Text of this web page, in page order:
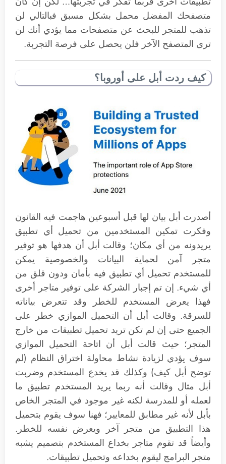
متصفحك المفضل محمل بشكل مسبق فبالتالي لن
تذهب للمتجر للبحث عن متصفحات مما يؤدي أنك لن
ترى المتصفح الآخر فلن يحصل على فرصة التجربة.
كيف ردت أبل على أوروبا؟
أصدرت أبل بيان لها قبل أسبوعين هاجمت فيه القانون
وفكرت تمكين المستخدمين من تحميل أي تطبيق
يريدونه من أي مكان؛ وقالت أبل أن هدفها هو توفير
متجر آمن لحماية البيانات والخصوصية يمكن
للمستخدم تحميل أي تطبيق فيه بأمان ودون قلق من
أي شيء. إن تم إجبار الشركة على توفير متاجر أخرى
فهذا يعرض المستخدم للخطر وقد تتعرض بياناته
للسرقة. وقالت أبل أن التحميل الموازي خطر على
الجميع حتى إن لم تكن تريد تحميل تطبيقات من خارج
المتجر؛ حيث قالت أبل أن اتاحة التحميل الموازي
سوف يؤدي لزيادة نشاط محاولة اختراق النظام (لم
توضح أبل كيف) وكذلك قد يخدع المستخدم وضربت
أبل مثال وقالت أنه ربما يريد المستخدم تطبيق ما
لعمله أو للمدرسة لكنه غير موجود في المتجر الخاص
بأبل لأنه غير مطابق للمعايير؛ فهنا سوف يقوم بتحميل
هذا التطبيق من متجر آخر ويعرض نفسه للخطر.
وأيضاً قد تقوم متاجر بخداع المستخدم بتصميم يشبه
متجر البرامج ليقوم بخداعه وتحميل تطبيقات.